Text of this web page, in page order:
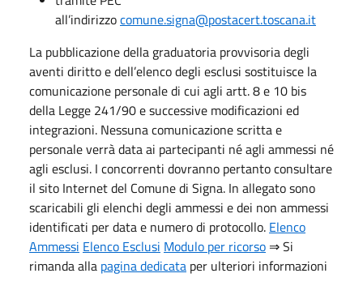
all’indirizzocomune.signa@postacert.toscana.it
La pubblicazione della graduatoria provvisoria degli
aventi diritto e dell’elenco degli esclusi sostituisce la
comunicazione personale di cui agli artt. 8 e 10 bis
della Legge 241/90 e successive modificazioni ed
integrazioni. Nessuna comunicazione scritta e
personale verrà data ai partecipanti né agli ammessi né
agli esclusi. I concorrenti dovranno pertanto consultare
il sito Internet del Comune di Signa. In allegato sono
scaricabili gli elenchi degli ammessi e dei non ammessi
identificati per data e numero di protocollo. Elenco
Ammessi Elenco Esclusi Modulo per ricorso ⇒ Si
rimanda alla pagina dedicata per ulteriori informazioni